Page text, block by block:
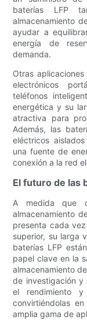
baterías LFP
almacenamiento
ayudar a
energía de
demanda.
Otras
electrónicos
teléfonos
energética y su
atractiva para
Además, las
eléctricos
una fuente de
conexión a la red
El futuro de las
A medida que
almacenamiento
presenta cada
superior, su larga
baterías LFP
papel clave en la
almacenamiento
de investigación y
el rendimiento
convirtiéndolas
amplia gama de